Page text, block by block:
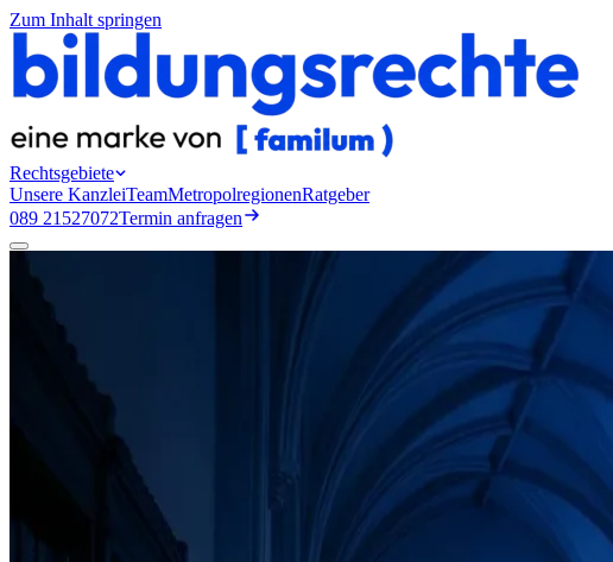
Zum Inhalt springen
Rechtsgebiete
Unsere KanzleiTeamMetropolregionenRatgeber
089 21527072Termin anfragen